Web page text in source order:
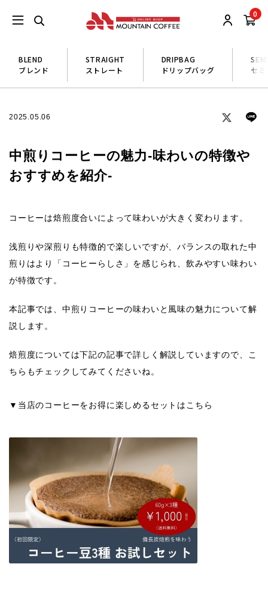
0
BLEND
ブレンド
STRAIGHT
ストレート
DRIPBAG
ドリップバッグ
セ
2025.05.06
中煎りコーヒーの魅力‐味わいの特徴や
おすすめを紹介‐
コーヒーは焙煎度合いによって味わいが大きく変わります。
浅煎りや深煎りも特徴的で楽しいですが、バランスの取れた中
煎りはより「 コーヒーらしさ 」を感じられ、飲みやすい味わい
が特徴です。
本記事では、中煎りコーヒーの味わいと風味の魅力について解
説します。
焙煎度については下記の記事で詳しく解説していますので、こ
ちらもチェックしてみてくださいね。
▼当店のコーヒーをお得に楽しめるセットはこちら